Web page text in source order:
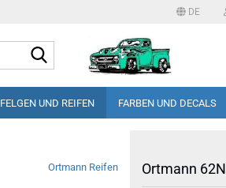
DE
FELGEN UND REIFEN FARBEN UND DECALS
Ortmann Reifen Ortmann 62N